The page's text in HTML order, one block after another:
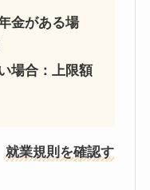
金がある場
場合：上限額
就業規則を確認す